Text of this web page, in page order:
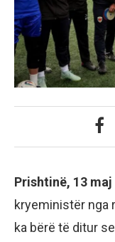
Prishtinë, 13
kryeministër nga
ka bërë të ditur